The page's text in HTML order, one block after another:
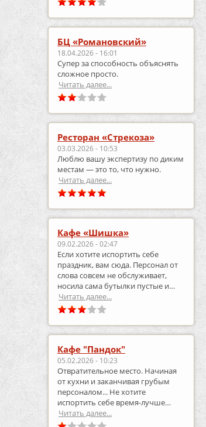
БЦ «Романовский»
18.04.2026 - 16:01
Супер за способность объяснять
сложное просто.
Читать далее...
Ресторан «Стрекоза»
03.03.2026 - 10:53
Люблю вашу экспертизу по диким
местам — это то, что нужно.
Читать далее...
Кафе «Шишка»
09.02.2026 - 02:47
Если хотите испортить себе
праздник, вам сюда. Персонал от
слова совсем не обслуживает,
носила сама бутылки пустые и
приносила полные.
Читать далее...
Кафе "Пандок"
05.02.2026 - 10:23
Отвратительное место. Начиная
от кухни и заканчивая грубым
персоналом... Не хотите
испортить себе время-лучше
выберите что-то другое..
Читать далее...